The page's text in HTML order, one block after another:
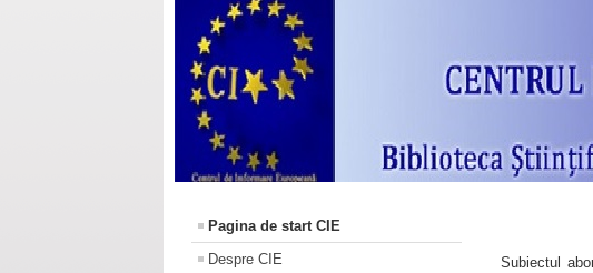
Pagina de start CIE
Despre CIE
Subiectul